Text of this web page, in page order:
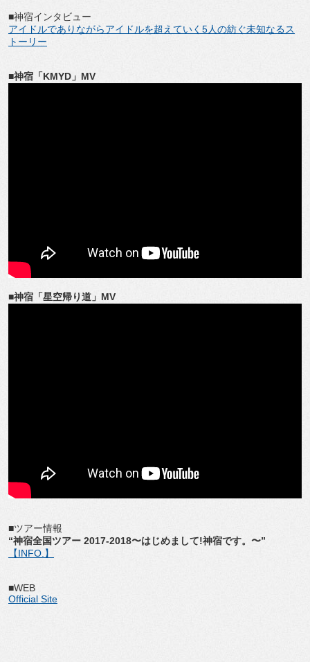
■神宿インタビュー
アイドルでありながらアイドルを超えていく5人の紡ぐ未知なるス
トーリー
■神宿「KMYD」MV
■神宿「星空帰り道」MV
■ツアー情報
“神宿全国ツアー 2017-2018〜はじめまして!神宿です。〜”
【INFO.】
■WEB
Official Site